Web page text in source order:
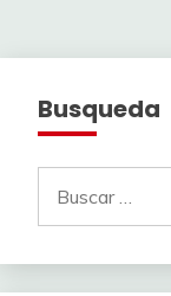
Busqueda